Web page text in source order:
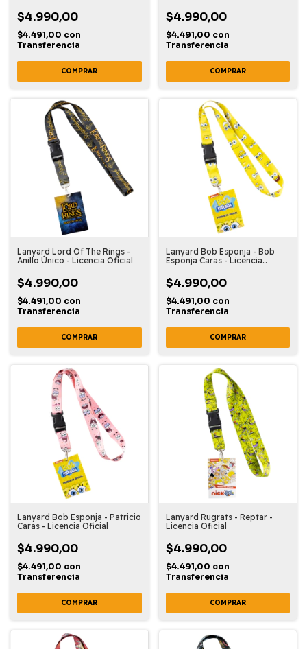
$4.990,00
$4.491,00 con
Transferencia
$4.990,00
$4.491,00 con
Transferencia
Lanyard Lord Of The Rings -
Anillo Único - Licencia Oficial
$4.990,00
$4.491,00 con
Transferencia
Lanyard Bob Esponja - Bob
Esponja Caras - Licencia
$4.990,00
$4.491,00 con
Transferencia
Lanyard Bob Esponja - Patricio
Caras - Licencia Oficial
$4.990,00
$4.491,00 con
Transferencia
Lanyard Rugrats - Reptar -
Licencia Oficial
$4.990,00
$4.491,00 con
Transferencia